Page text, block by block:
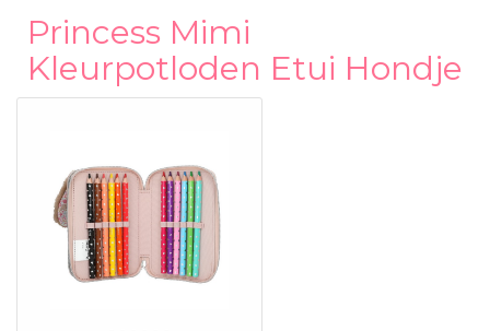
Princess Mimi
Kleurpotloden Etui Hondje